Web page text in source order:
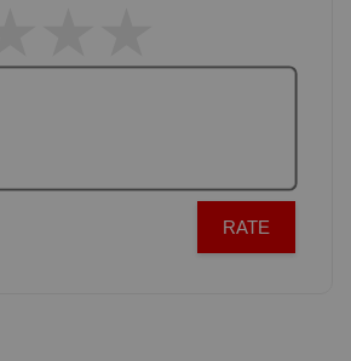
RATE